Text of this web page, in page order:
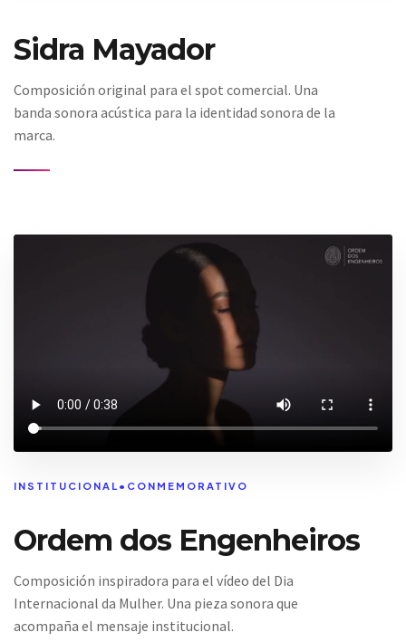
Sidra Mayador
Composición original para el spot comercial. Una
banda sonora acústica para la identidad sonora de la
marca.
INSTITUCIONAL • CONMEMORATIVO
Ordem dos Engenheiros
Composición inspiradora para el vídeo del Dia
Internacional da Mulher. Una pieza sonora que
acompaña el mensaje institucional.